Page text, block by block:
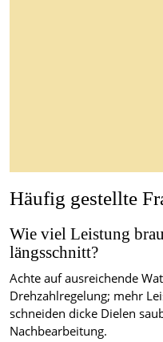
Häufig gestellte
Wie viel Leistung
längsschnitt?
Achte auf ausreichende
Drehzahlregelung; mehr
schneiden dicke Dielen
Nachbearbeitung.